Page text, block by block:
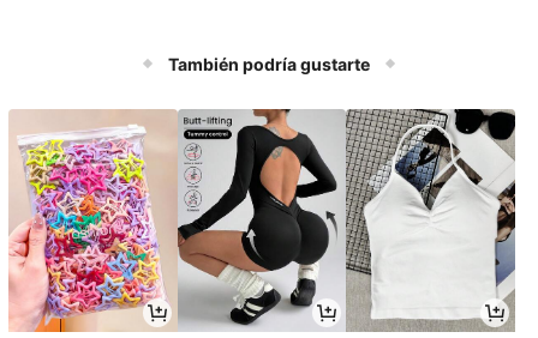
También podría gustarte